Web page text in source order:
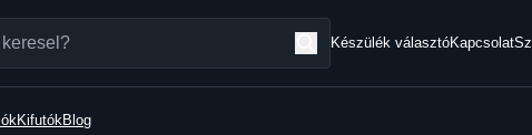
Készülék választóKapcsolat
KifutókBlog